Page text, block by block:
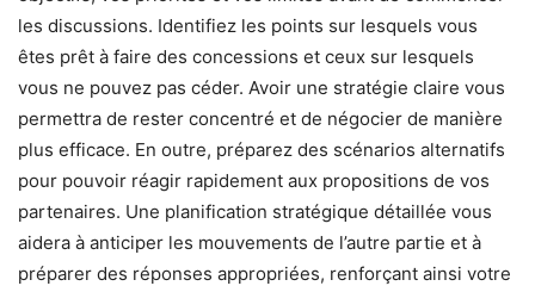
les discussions. Identifiez les points sur lesquels vous
êtes prêt à faire des concessions et ceux sur lesquels
vous ne pouvez pas céder. Avoir une stratégie claire vous
permettra de rester concentré et de négocier de manière
plus efficace. En outre, préparez des scénarios alternatifs
pour pouvoir réagir rapidement aux propositions de vos
partenaires. Une planification stratégique détaillée vous
aidera à anticiper les mouvements de l’autre partie et à
préparer des réponses appropriées, renforçant ainsi votre